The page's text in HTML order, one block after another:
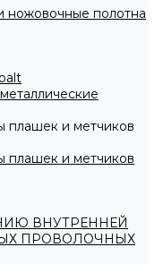
ножовочные полотна
плашек и метчиков
плашек и метчиков
ВНУТРЕННЕЙ
ПРОВОЛОЧНЫХ